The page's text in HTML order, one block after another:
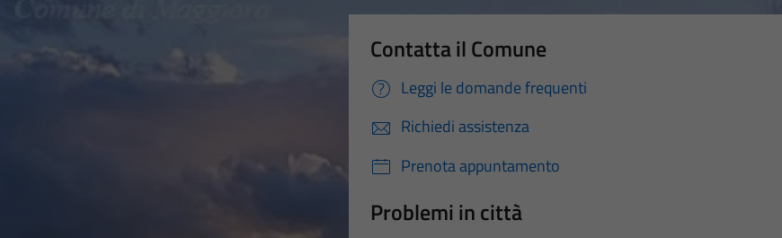
Contatta il Comune
Leggi le domande frequenti
Richiedi assistenza
Prenota appuntamento
Problemi in città